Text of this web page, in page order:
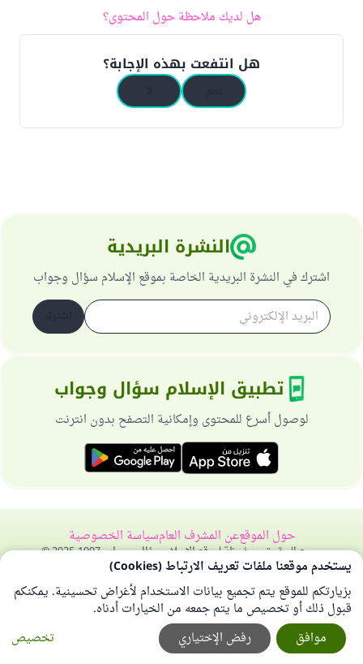
هل لديك ملاحظة حول المحتوى؟
هل انتفعت بهذه الإجابة؟
النشرة البريدية
اشترك في النشرة البريدية الخاصة بموقع الإسلام سؤال وجواب
تطبيق الإسلام سؤال وجواب
لوصول أسرع للمحتوى وإمكانية التصفح بدون انترنت
حول الموقععن المشرف العامسياسة الخصوصية
جميع الحقوق محفوظة لموقع الإسلام سؤال وجواب 1997-2025 ©
يستخدم موقعنا ملفات تعريف الارتباط (Cookies)
بزيارتكم للموقع يتم تجميع بيانات الاستخدام لأغراض تحسينية. يمكنكم
قبول ذلك أو تخصيص ما يتم جمعه من الخيارات أدناه.
تخصيص
رفض الإختياري موافق